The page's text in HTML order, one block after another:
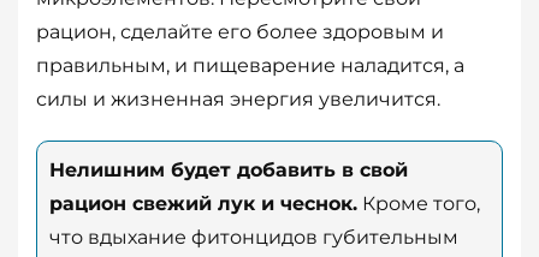
рацион, сделайте его более здоровым и
правильным, и пищеварение наладится, а
силы и жизненная энергия увеличится.
Нелишним будет добавить в свой
рацион свежий лук и чеснок. Кроме того,
что вдыхание фитонцидов губительным